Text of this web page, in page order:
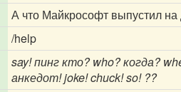
А что Майкрософт выпустил
/help
say! пинг кто? who? когда?
анкедот! joke! chuck! so! ??